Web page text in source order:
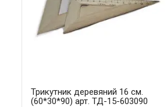
Трикутник деревяний 16 см.
(60*30*90) арт. ТД-15-603090